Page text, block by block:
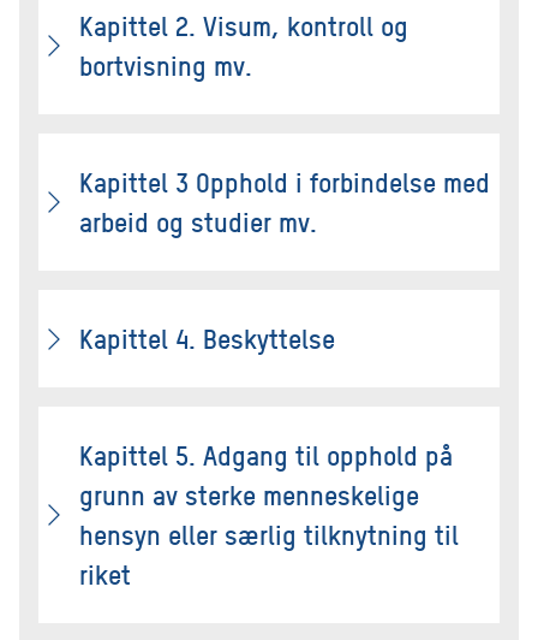
Kapittel 2. Visum, kontroll og
bortvisning mv.
Kapittel 3 Opphold i forbindelse med
arbeid og studier mv.
Kapittel 4. Beskyttelse
Kapittel 5. Adgang til opphold på
grunn av sterke menneskelige
hensyn eller særlig tilknytning til
riket